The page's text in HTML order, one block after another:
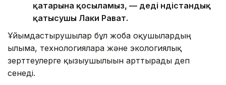
қатарына қосыламыз, — деді үндістандық
қатысушы Лаки Рават.
Ұйымдастырушылар бұл жоба оқушылардың
ғылымға, технологияларға және экологиялық
зерттеулерге қызығушылығын арттырады деп
сенеді.